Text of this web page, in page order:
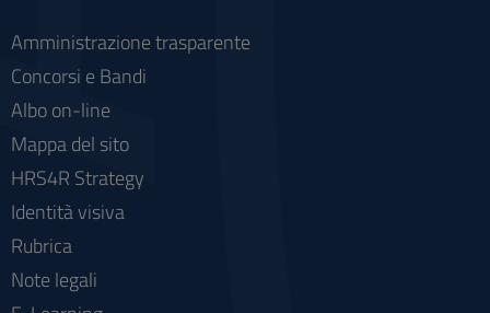
Amministrazione trasparente
Concorsi e Bandi
Albo on-line
Mappa del sito
HRS4R Strategy
Identità visiva
Rubrica
Note legali